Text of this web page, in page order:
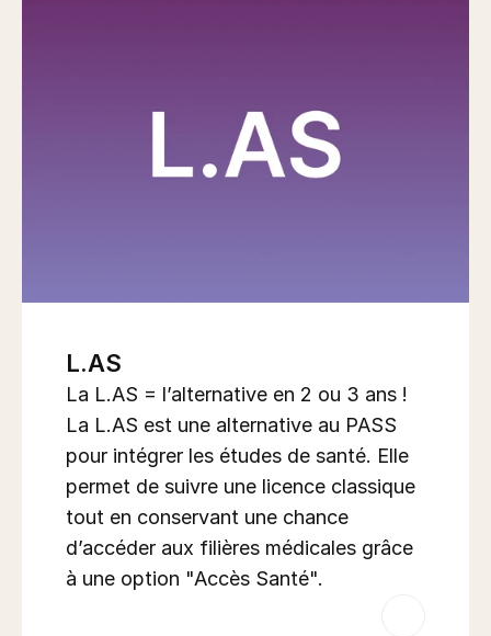
La L.AS = l’alternative en 2 ou 3 ans !
La L.AS est une alternative au PASS
pour intégrer les études de santé. Elle
permet de suivre une licence classique
tout en conservant une chance
d’accéder aux filières médicales grâce
à une option "Accès Santé".
L.AS